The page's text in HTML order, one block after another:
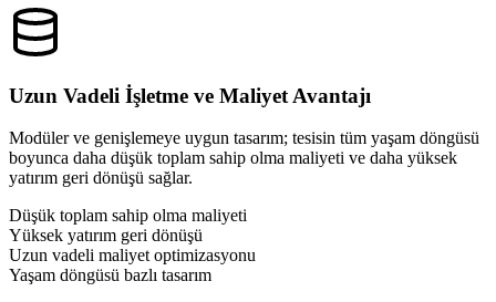
Uzun Vadeli İşletme ve Maliyet Avantajı
Modüler ve genişlemeye uygun tasarım; tesisin tüm yaşam döngüsü
boyunca daha düşük toplam sahip olma maliyeti ve daha yüksek
yatırım geri dönüşü sağlar.
Düşük toplam sahip olma maliyeti
Yüksek yatırım geri dönüşü
Uzun vadeli maliyet optimizasyonu
Yaşam döngüsü bazlı tasarım